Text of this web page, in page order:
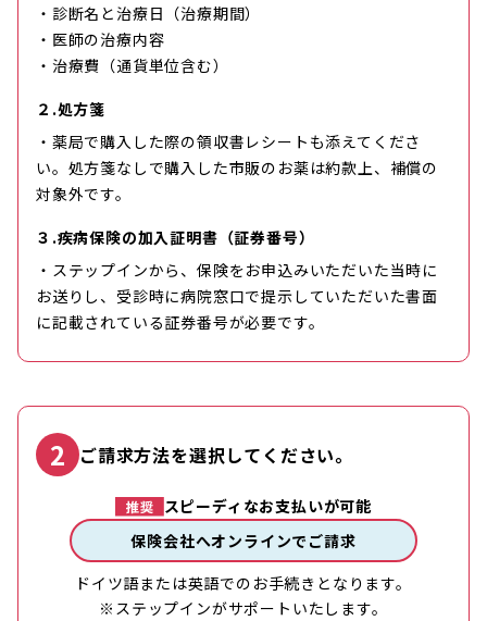
・診断名と治療日（治療期間）
・医師の治療内容
・治療費（通貨単位含む）
２.処方箋
・薬局で購入した際の領収書レシートも添えてくださ
い。処方箋なしで購入した市販のお薬は約款上、補償の
対象外です。
３.疾病保険の加入証明書（証券番号）
・ステップインから、保険をお申込みいただいた当時に
お送りし、受診時に病院窓口で提示していただいた書面
に記載されている証券番号が必要です。
2 ご請求方法を選択してください。
スピーディなお支払いが可能
保険会社へオンラインでご請求
ドイツ語または英語でのお手続きとなります。
※ステップインがサポートいたします。